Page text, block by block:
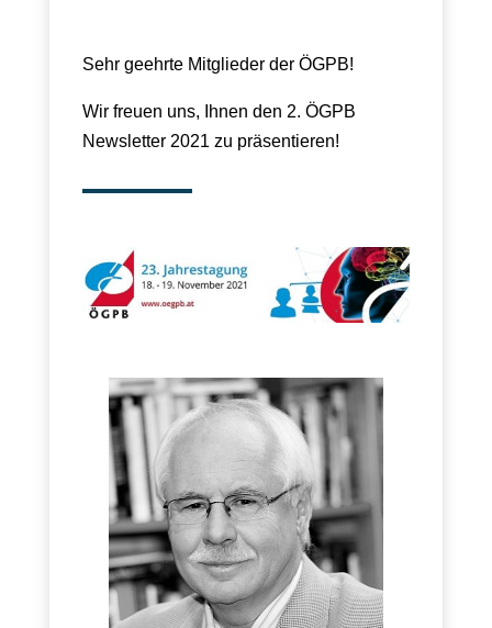
Sehr geehrte Mitglieder der ÖGPB!
Wir freuen uns, Ihnen den 2. ÖGPB
Newsletter 2021 zu präsentieren!